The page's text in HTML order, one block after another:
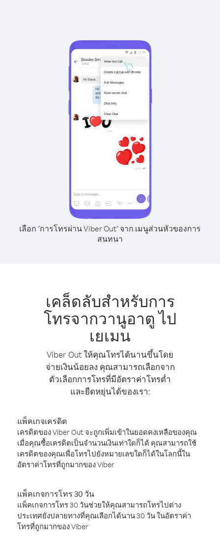
เลือก "การโทรผ่าน Viber Out" จาก เมนูส่วนหัวของการ
สนทนา
เคล็ดลับสำหรับการ
โทรจากวานูอาตู ไป
เยเมน
Viber Out ให้คุณโทรได้นานขึ้นโดย
จ่ายเงินน้อยลง คุณสามารถเลือกจาก
ตัวเลือกการโทรที่มีอัตราค่าโทรต่ำ
และยืดหยุ่นได้ของเรา:
แพ็คเกจเครดิต
เครดิตของ Viber Out จะถูกเพิ่มเข้าในยอดคงเหลือของคุณ
เมื่อคุณซื้อเครดิตเป็นจำนวนเงินเท่าใดก็ได้ คุณสามารถใช้
เครดิตของคุณเพื่อโทรไปยังหมายเลขใดก็ได้ในโลกนี้ใน
อัตราค่าโทรที่ถูกมากของ Viber
แพ็คเกจการโทร 30 วัน
แพ็คเกจการโทร 30 วันช่วยให้คุณสามารถโทรไปต่าง
ประเทศยังปลายทางที่คุณเลือกได้นาน 30 วัน ในอัตราค่า
โทรที่ถูกมากของ Viber